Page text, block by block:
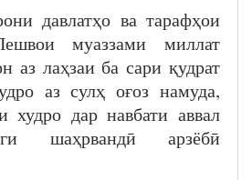
давлатҳо ва тарафҳои
муаззами миллат
аз лаҳзаи ба сари қудрат
аз сулҳ оғоз намуда,
худро дар навбати аввал
шаҳрвандӣ арзёбӣ